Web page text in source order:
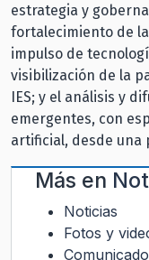
estrategia y
fortalecimiento de
impulso de
visibilización de la
IES; y el análisis y
emergentes, con
artificial, desde una
Más en
Noticias
Fotos y